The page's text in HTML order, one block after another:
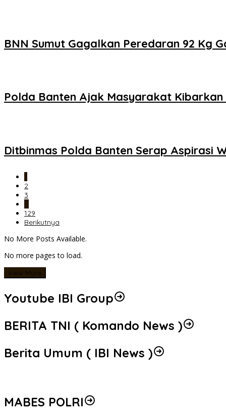
BNN Sumut Gagalkan Peredaran 92 Kg
Polda Banten Ajak Masyarakat Kibarkan
Ditbinmas Polda Banten Serap Aspirasi
2
3
129
Berikutnya
No More Posts Available.
No more pages to load.
View More
Youtube IBI Group
BERITA TNI ( Komando News )
Berita Umum ( IBI News )
MABES POLRI